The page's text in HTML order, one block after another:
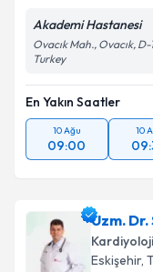
Akademi Hastanesi
Ovacık Mah., Ovacık,
Turkey
En Yakın Saatler
10 Ağu
09:00
10
Uzm.
Kardiyoloji
Eskişehir,